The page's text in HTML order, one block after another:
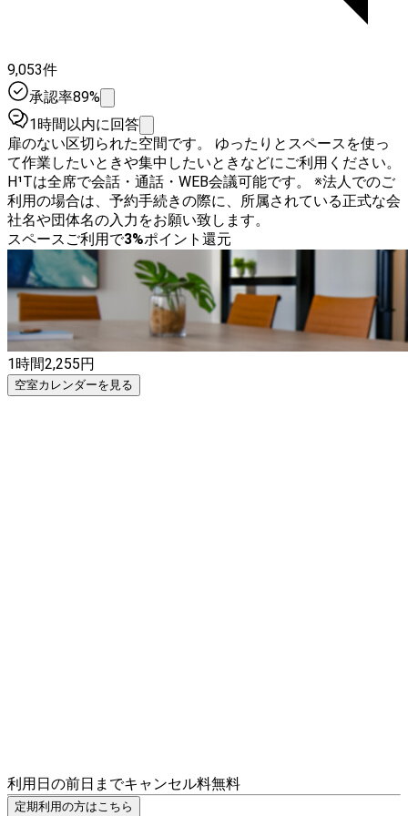
9,053件
承認率89%
1時間以内に回答
扉のない区切られた空間です。 ゆったりとスペースを使っ
て作業したいときや集中したいときなどにご利用ください。
H¹Tは全席で会話・通話・WEB会議可能です。 ※法人でのご
利用の場合は、予約手続きの際に、所属されている正式な会
社名や団体名の入力をお願い致します。
スペースご利用で3%ポイント還元
1時間2,255円
空室カレンダーを見る
利用日の前日までキャンセル料無料
定期利用の方はこちら